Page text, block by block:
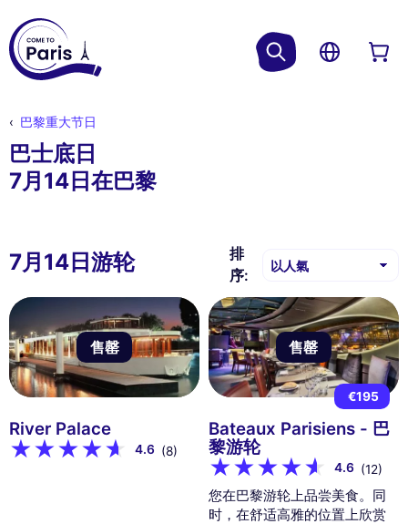
巴黎重大节日
巴士底日
7月14日在巴黎
7月14日游轮
排
序:
售罄
River Palace
4.6 (8)
售罄
€195
Bateaux Parisiens - 巴
黎游轮
4.6 (12)
您在巴黎游轮上品尝美食。同
时，在舒适高雅的位置上欣赏